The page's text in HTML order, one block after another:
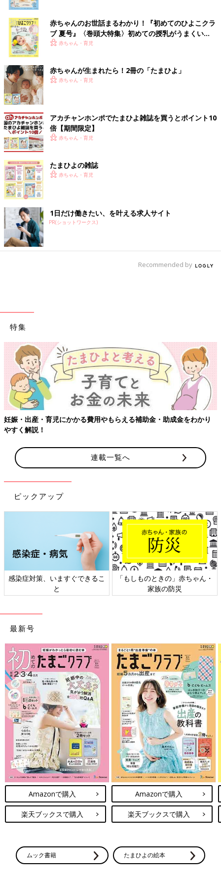
赤ちゃんのお世話まるわかり！『初めてのひよこクラ
ブ 夏号』〈巻頭大特集〉初めての授乳がうまくい
く！ おっぱい・ミルクの基本と夏のトラブル 解決テ
赤ちゃん・育児
赤ちゃんが生まれたら！2冊の「たまひよ」
赤ちゃん・育児
アカチャンホンポでたまひよ雑誌を買うとポイント10
倍【期間限定】
赤ちゃん・育児
たまひよの雑誌
赤ちゃん・育児
1日だけ働きたい、を叶える求人サイト
PR(ショットワークス)
Recommended by
特集
妊娠・出産・育児にかかる費用やもらえる補助金・助成金をわかり
やすく解説！
連載一覧へ
ピックアップ
感染症対策、いますぐできるこ
と
「もしものときの」赤ちゃん・
家族の防災
最新号
Amazonで購入
楽天ブックスで購入
Amazonで購入
楽天ブックスで購入
ムック書籍 たまひよの絵本